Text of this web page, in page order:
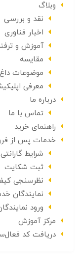
وبلاگ
نقد و بررسی
اخبار فناوری
آموزش و
مقایسه
موضوعات داغ
معرفی
درباره ما
تماس با ما
راهنمای خرید
خدمات پس از
شرایط
ثبت شکایت
نظرسنجی
نمایندگان
ورود
مرکز آموزش
دریافت کد